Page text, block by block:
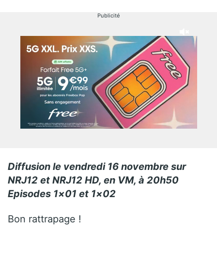
Publicité
Diffusion le vendredi 16 novembre sur
NRJ12 et NRJ12 HD, en VM, à 20h50
Episodes 1×01 et 1×02
Bon rattrapage !